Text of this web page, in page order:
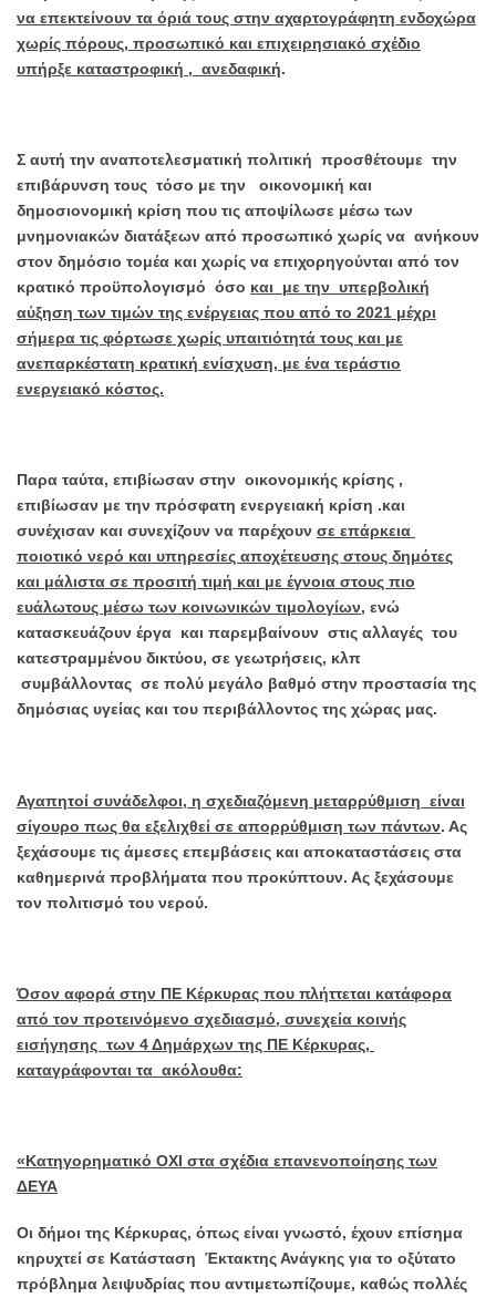
να επεκτείνουν τα όριά τους στην αχαρτογράφητη ενδοχώρα
χωρίς πόρους, προσωπικό και επιχειρησιακό σχέδιο
υπήρξε καταστροφική , ανεδαφική.
Σ αυτή την αναποτελεσματική πολιτική προσθέτουμε την
επιβάρυνση τους τόσο με την οικονομική και
δημοσιονομική κρίση που τις αποψίλωσε μέσω των
μνημονιακών διατάξεων από προσωπικό χωρίς να ανήκουν
στον δημόσιο τομέα και χωρίς να επιχορηγούνται από τον
κρατικό προϋπολογισμό όσο και με την υπερβολική
αύξηση των τιμών της ενέργειας που από το 2021 μέχρι
σήμερα τις φόρτωσε χωρίς υπαιτιότητά τους και με
ανεπαρκέστατη κρατική ενίσχυση, με ένα τεράστιο
ενεργειακό κόστος.
Παρα ταύτα, επιβίωσαν στην οικονομικής κρίσης ,
επιβίωσαν με την πρόσφατη ενεργειακή κρίση .και
συνέχισαν και συνεχίζουν να παρέχουν σε επάρκεια
ποιοτικό νερό και υπηρεσίες αποχέτευσης στους δημότες
και μάλιστα σε προσιτή τιμή και με έγνοια στους πιο
ευάλωτους μέσω των κοινωνικών τιμολογίων, ενώ
κατασκευάζουν έργα και παρεμβαίνουν στις αλλαγές του
κατεστραμμένου δικτύου, σε γεωτρήσεις, κλπ
συμβάλλοντας σε πολύ μεγάλο βαθμό στην προστασία της
δημόσιας υγείας και του περιβάλλοντος της χώρας μας.
Αγαπητοί συνάδελφοι, η σχεδιαζόμενη μεταρρύθμιση είναι
σίγουρο πως θα εξελιχθεί σε απορρύθμιση των πάντων. Ας
ξεχάσουμε τις άμεσες επεμβάσεις και αποκαταστάσεις στα
καθημερινά προβλήματα που προκύπτουν. Ας ξεχάσουμε
τον πολιτισμό του νερού.
Όσον αφορά στην ΠΕ Κέρκυρας που πλήττεται κατάφορα
από τον προτεινόμενο σχεδιασμό, συνεχεία κοινής
εισήγησης των 4 Δημάρχων της ΠΕ Κέρκυρας,
καταγράφονται τα ακόλουθα:
«Κατηγορηματικό ΟΧΙ στα σχέδια επανενοποίησης των
ΔΕΥΑ
Οι δήμοι της Κέρκυρας, όπως είναι γνωστό, έχουν επίσημα
κηρυχτεί σε Κατάσταση Έκτακτης Ανάγκης για το οξύτατο
πρόβλημα λειψυδρίας που αντιμετωπίζουμε, καθώς πολλές